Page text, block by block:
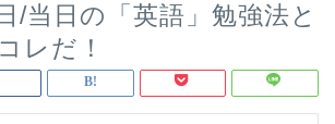
/当日の「英語」勉強法と
レだ！